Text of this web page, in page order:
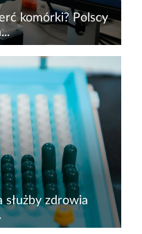
komórki? Polscy
(PWr) i
firm
znaleźli sposób
komórki.
służby zdrowia